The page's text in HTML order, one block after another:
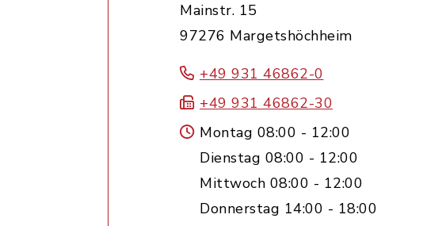
Mainstr. 15
97276 Margetshöchheim
+49 931 46862-0
+49 931 46862-30
Montag 08:00 - 12:00
Dienstag 08:00 - 12:00
Mittwoch 08:00 - 12:00
Donnerstag 14:00 - 18:00